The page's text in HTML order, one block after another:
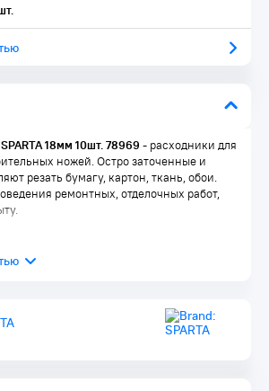
18мм 10шт. 78969 - расходники для
ножей. Остро заточенные и
резать бумагу, картон, ткань, обои.
ремонтных, отделочных работ,
мм
— по мере износа верхний сегмент